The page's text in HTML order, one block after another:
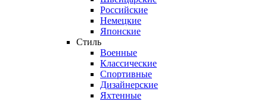
Российские
Немецкие
Японские
Стиль
Военные
Классические
Спортивные
Дизайнерские
Яхтенные